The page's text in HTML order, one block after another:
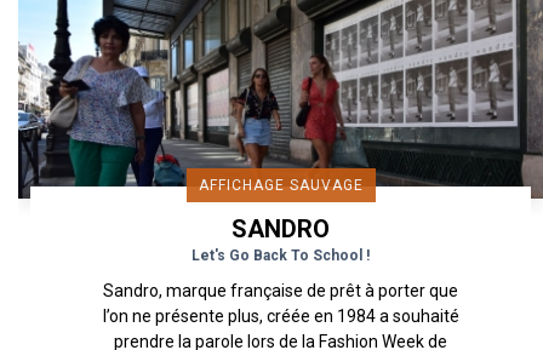
AFFICHAGE SAUVAGE
SANDRO
Let's Go Back To School !
Sandro, marque française de prêt à porter que
l’on ne présente plus, créée en 1984 a souhaité
prendre la parole lors de la Fashion Week de